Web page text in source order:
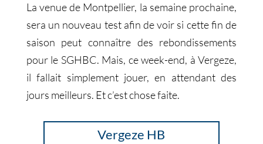
La venue de Montpellier, la semaine prochaine,
sera un nouveau test afin de voir si cette fin de
saison peut connaître des rebondissements
pour le SGHBC. Mais, ce week-end, à Vergeze,
il fallait simplement jouer, en attendant des
jours meilleurs. Et c’est chose faite.
Vergeze HB